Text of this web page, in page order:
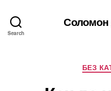
Search
БЕЗ